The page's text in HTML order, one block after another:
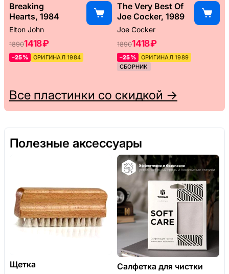
Breaking
Hearts, 1984
Elton John
18901418 ₽
–25% ОРИГИНАЛ 1984
The Very Best Of
Joe Cocker, 1989
Joe Cocker
18901418 ₽
–25%
ОРИГИНАЛ 1989
СБОРНИК
Все пластинки со скидкой →
Полезные аксессуары
Щетка Салфетка для чистки